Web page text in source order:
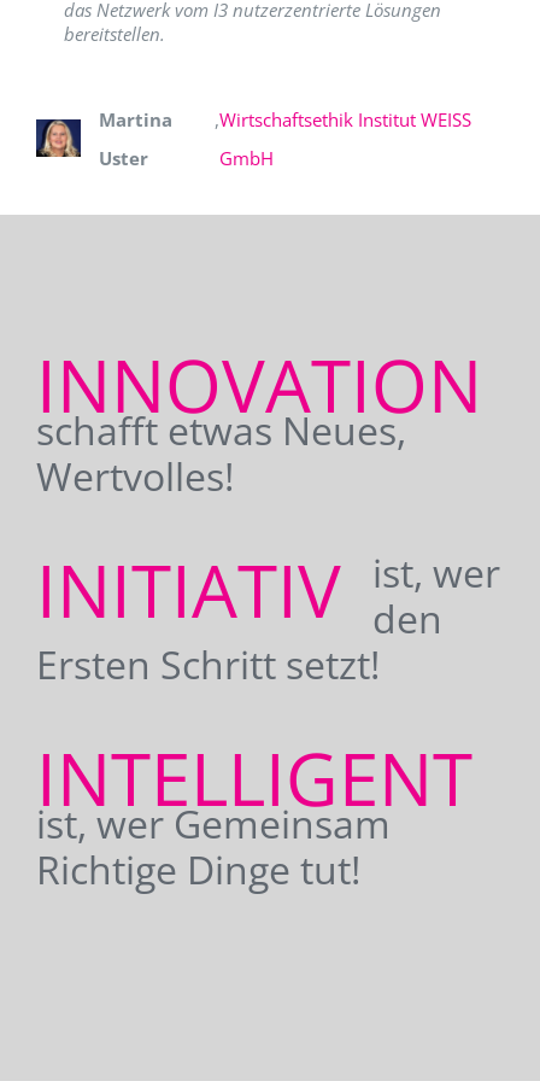
das Netzwerk vom I3 nutzerzentrierte Lösungen
bereitstellen.
Martina
Uster
,Wirtschaftsethik Institut WEISS
GmbH
INNOVATION
schafft etwas Neues,
Wertvolles!
INITIATIV
ist, wer
den
Ersten Schritt setzt!
INTELLIGENT
ist, wer Gemeinsam
Richtige Dinge tut!